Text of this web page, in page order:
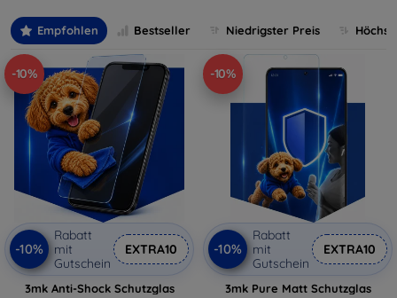
Empfohlen Bestseller Niedrigster Preis
-10%
-10%
Rabatt
mit
Gutschein
EXTRA10
3mk Anti-Shock Schutzglas
-10%
-10%
Rabatt
mit
Gutschein
EXTRA10
3mk Pure Matt Schutzglas